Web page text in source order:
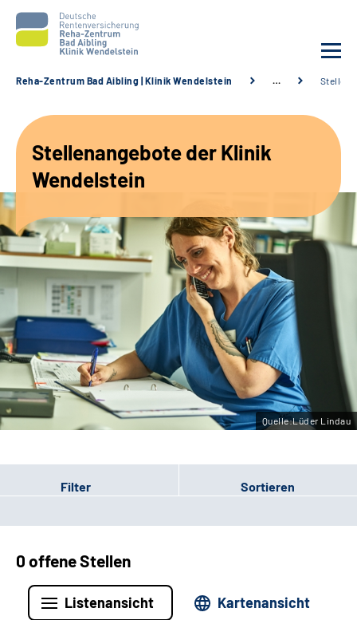
Unsere Angebote
Karriere
Sozialdienste & Zuweisende
Suche
Leichte Sprache
Gebärdensprache
Reha-Zentrum Bad Aibling | Klinik Wendelstein …
Stellenangebote der Klinik
Wendelstein
Quelle:Lüder Lindau
Filter Sortieren
0 offene Stellen
Listenansicht Kartenansicht